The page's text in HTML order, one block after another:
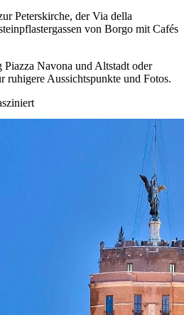
Peterskirche, der Via della
von Borgo mit Cafés
Navona und Altstadt oder
ruhigere Aussichtspunkte und Fotos.